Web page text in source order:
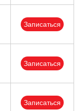
Записаться
Записаться
Записаться